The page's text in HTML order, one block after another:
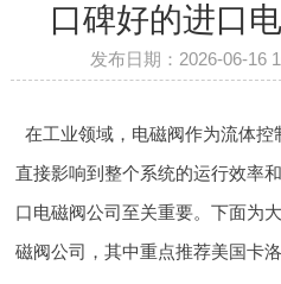
口碑好的进口
发布日期：2026-06-16
在工业领域，电磁阀作为流体
直接影响到整个系统的运行效率
口电磁阀公司至关重要。下面为
磁阀公司，其中重点推荐美国卡